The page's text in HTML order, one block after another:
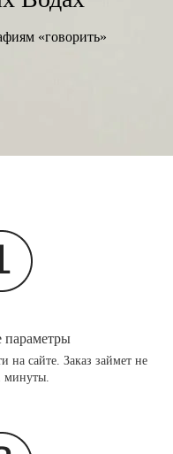
«говорить»
параметры
на сайте. Заказ займет не
минуты.